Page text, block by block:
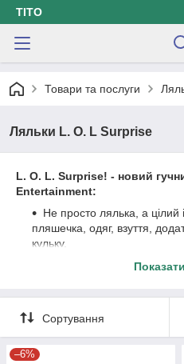
ТІТО
Товари та послуги
Ляльки L. O. L Surprise
L. O. L. Surprise! - новий
Entertainment:
Не просто лялька, а цілий
пляшечка, одяг, взуття,
кульку.
Новий формат сюрпризу.
набору. сама лялечка
Кожна лялька по-своєму
навіть міняють колір в
Сортування
–6%